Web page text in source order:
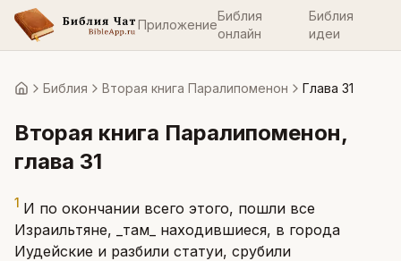
Приложение
Библия
онлайн
Библия
идеи
ГлавнаяБиблия Вторая книга Паралипоменон Глава 31
Вторая книга Паралипоменон,
глава 31
1 И по окончании всего этого, пошли все
Израильтяне, _там_ находившиеся, в города
Иудейские и разбили статуи, срубили